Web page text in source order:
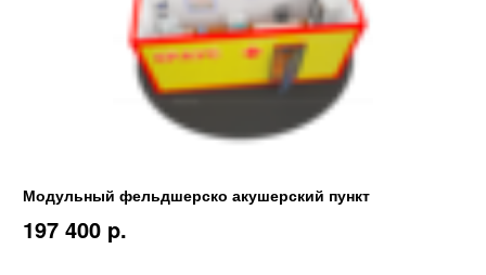
Модульный фельдшерско акушерский пункт
197 400 p.